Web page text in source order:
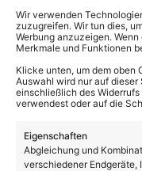
Wir verwenden
zuzugreifen. Wir tun dies,
Werbung anzuzeigen.
Merkmale und Funktionen
Klicke unten, um dem oben
Auswahl wird nur auf
einschließlich des
verwendest oder auf die
Eigenschaften
Abgleichung und
verschiedener
„Immer
Die
am 01.04.26